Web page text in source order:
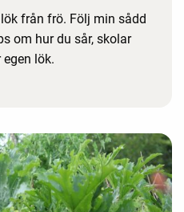
från frö. Följ min sådd
om hur du sår, skolar
lök.